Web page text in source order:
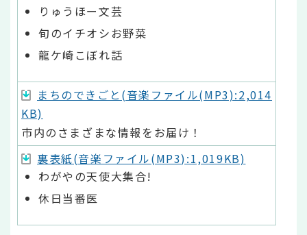
りゅうほー文芸
旬のイチオシお野菜
龍ケ崎こぼれ話
まちのできごと(音楽ファイル(MP3):2,014
KB)
市内のさまざまな情報をお届け！
裏表紙(音楽ファイル(MP3):1,019KB)
わがやの天使大集合!
休日当番医